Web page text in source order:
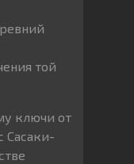
той
ключи от
Сасаки-